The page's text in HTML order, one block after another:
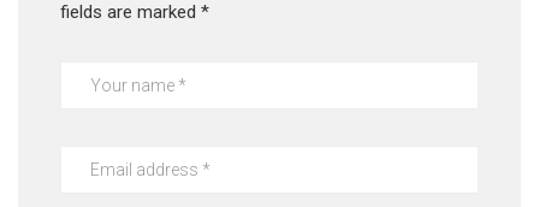
fields are marked *